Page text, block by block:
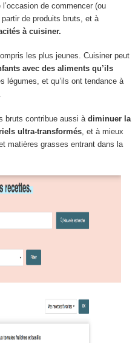
de commencer (ou
de produits bruts, et à
à cuisiner.
les plus jeunes. Cuisiner peut
avec des aliments qu’ils
légumes, et qu’ils ont tendance à
bruts contribue aussi à diminuer la
ultra-transformés, et à mieux
matières grasses entrant dans la